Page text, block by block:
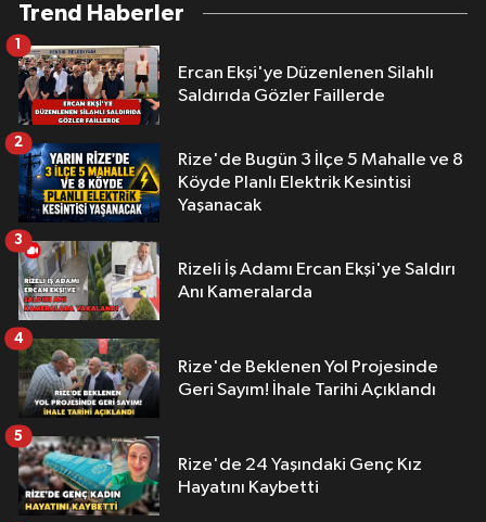
Trend Haberler
Ercan Ekşi'ye Düzenlenen Silahlı
Saldırıda Gözler Faillerde
1
Rize'de Bugün 3 İlçe 5 Mahalle ve 8
Köyde Planlı Elektrik Kesintisi
Yaşanacak
2
Rizeli İş Adamı Ercan Ekşi'ye Saldırı
Anı Kameralarda
3
Rize'de Beklenen Yol Projesinde
Geri Sayım! İhale Tarihi Açıklandı
4
Rize'de 24 Yaşındaki Genç Kız
Hayatını Kaybetti
5